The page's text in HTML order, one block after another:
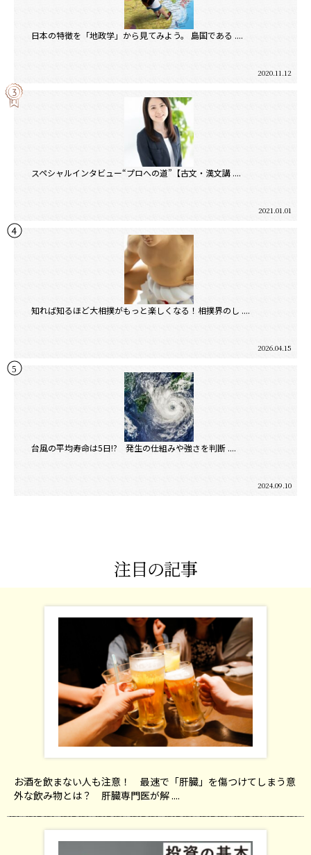
日本の特徴を「地政学」から見てみよう。 島国である ....
2020.11.12
スペシャルインタビュー“プロへの道”【古文・漢文講 ....
2021.01.01
知れば知るほど大相撲がもっと楽しくなる！相撲界のし ....
2026.04.15
台風の平均寿命は5日!? 発生の仕組みや強さを判断 ....
2024.09.10
注目の記事
お酒を飲まない人も注意！ 最速で「肝臓」を傷つけてしまう意
外な飲み物とは？ 肝臓専門医が解 ....